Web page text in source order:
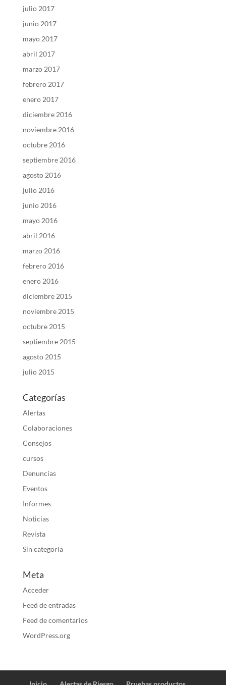
julio 2017
junio 2017
mayo 2017
abril 2017
marzo 2017
febrero 2017
enero 2017
diciembre 2016
noviembre 2016
octubre 2016
septiembre 2016
agosto 2016
julio 2016
junio 2016
mayo 2016
abril 2016
marzo 2016
febrero 2016
enero 2016
diciembre 2015
noviembre 2015
octubre 2015
septiembre 2015
agosto 2015
julio 2015
Categorías
Alertas
Colaboraciones
Consejos
cursos
Denuncias
Eventos
Informes
Noticias
Revista
Sin categoría
Meta
Acceder
Feed de entradas
Feed de comentarios
WordPress.org